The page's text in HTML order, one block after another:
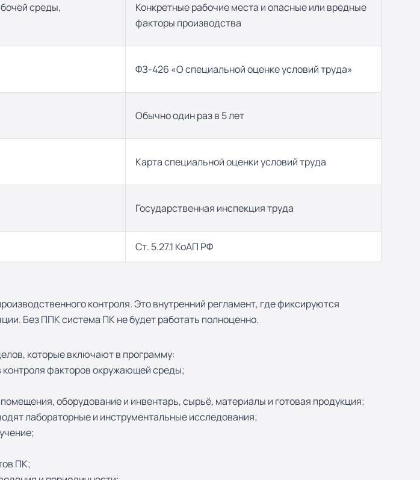
среды,
Конкретные рабочие места и опасные или вредные
факторы производства
ФЗ-426 «О специальной оценке условий труда»
Обычно один раз в 5 лет
Карта специальной оценки условий труда
Государственная инспекция труда
Ст. 5.27.1 КоАП РФ
контроля. Это внутренний регламент, где фиксируются
Без ППК система ПК не будет работать полноценно.
которые включают в программу:
контроля факторов окружающей среды;
оборудование и инвентарь, сырьё, материалы и готовая продукция;
лабораторные и инструментальные исследования;
ПК;